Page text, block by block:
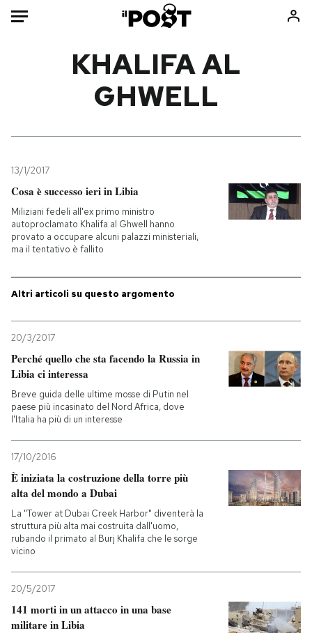
Mondo
Tecnologia
Internet
Scienza
Cultura
Sport
Libri
Europa
Mondiali calcio 2026
PODCAST
SHOP
CALENDARIO
AREA PERSONALE
KHALIFA AL
GHWELL
13/1/2017
Cosa è successo ieri in Libia
Miliziani fedeli all'ex primo ministro
autoproclamato Khalifa al Ghwell hanno
provato a occupare alcuni palazzi ministeriali,
ma il tentativo è fallito
Altri articoli su questo argomento
20/3/2017
Perché quello che sta facendo la Russia in
Libia ci interessa
Breve guida delle ultime mosse di Putin nel
paese più incasinato del Nord Africa, dove
l'Italia ha più di un interesse
17/10/2016
È iniziata la costruzione della torre più
alta del mondo a Dubai
La "Tower at Dubai Creek Harbor" diventerà la
struttura più alta mai costruita dall'uomo,
rubando il primato al Burj Khalifa che le sorge
vicino
20/5/2017
141 morti in un attacco in una base
militare in Libia